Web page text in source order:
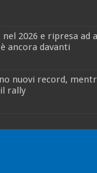
nel 2026 e ripresa ad
ancora davanti
nuovi record,
rally